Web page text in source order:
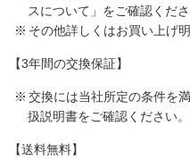
スについて」をご確認くださ
その他詳しくはお買い上げ
【3年間の交換保証】
交換には当社所定の条件を
扱説明書をご確認ください。
【送料無料】